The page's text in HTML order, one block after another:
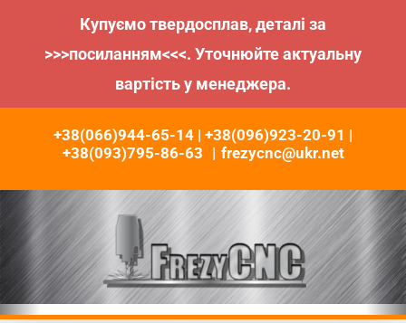
Купуємо твердосплав, деталі за
>>>посиланням<<<. Уточнюйте актуальну
вартість у менеджера.
+38(066)944-65-14 | +38(096)923-20-91 |
+38(093)795-86-63 | frezycnc@ukr.net